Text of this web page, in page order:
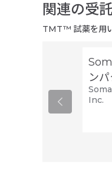
関連の受
TMT™ 試薬を用
ン
Inc.